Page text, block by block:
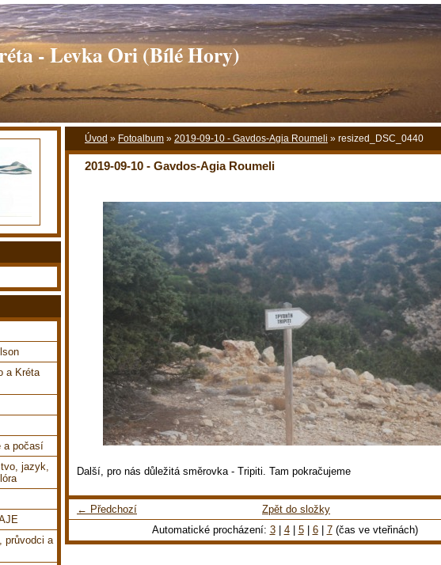
- Levka Ori (Bílé Hory)
Úvod » Fotoalbum » 2019-09-10 - Gavdos-Agia Roumeli » resized_DSC_0440
2019-09-10 - Gavdos-Agia Roumeli
Další, pro nás důležitá směrovka - Tripiti. Tam pokračujeme
← Předchozí
Zpět do složky
Automatické procházení: 3| 4| 5| 6| 7(čas ve vteřinách)
a Kréta
a počasí
jazyk,
průvodci a